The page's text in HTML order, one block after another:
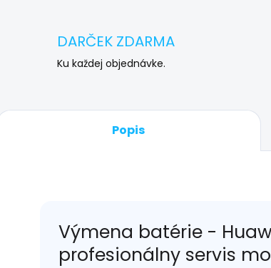
DARČEK ZDARMA
Ku každej objednávke.
Popis
Výmena batérie -
profesionálny servis